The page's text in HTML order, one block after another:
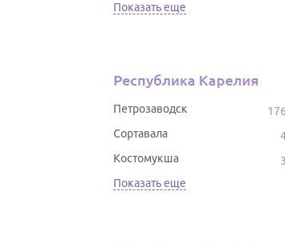
Показать еще
Республика Карелия
Петрозаводск
Сортавала
Костомукша
Показать еще